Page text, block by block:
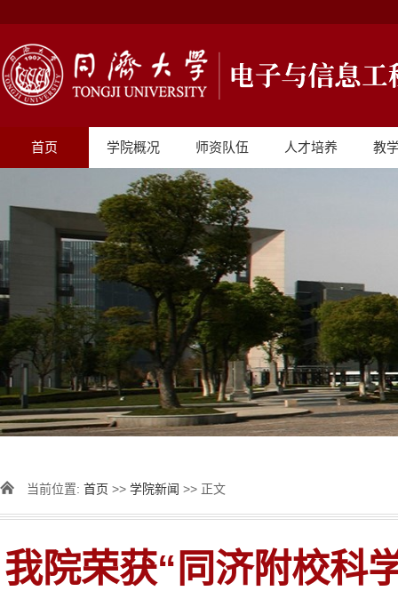
首页 学院概况 师资队伍 人才培养 教
当前位置: 首页 >> 学院新闻 >> 正文
我院荣获“同济附校科